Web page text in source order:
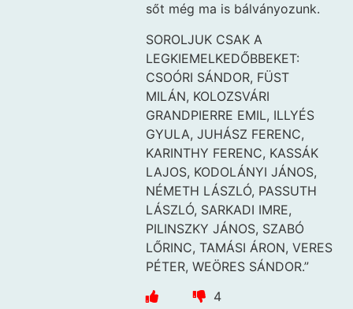
sőt még ma is bálványozunk.
SOROLJUK CSAK A
LEGKIEMELKEDŐBBEKET:
CSOÓRI SÁNDOR, FÜST
MILÁN, KOLOZSVÁRI
GRANDPIERRE EMIL, ILLYÉS
GYULA, JUHÁSZ FERENC,
KARINTHY FERENC, KASSÁK
LAJOS, KODOLÁNYI JÁNOS,
NÉMETH LÁSZLÓ, PASSUTH
LÁSZLÓ, SARKADI IMRE,
PILINSZKY JÁNOS, SZABÓ
LŐRINC, TAMÁSI ÁRON, VERES
PÉTER, WEÖRES SÁNDOR.”
4